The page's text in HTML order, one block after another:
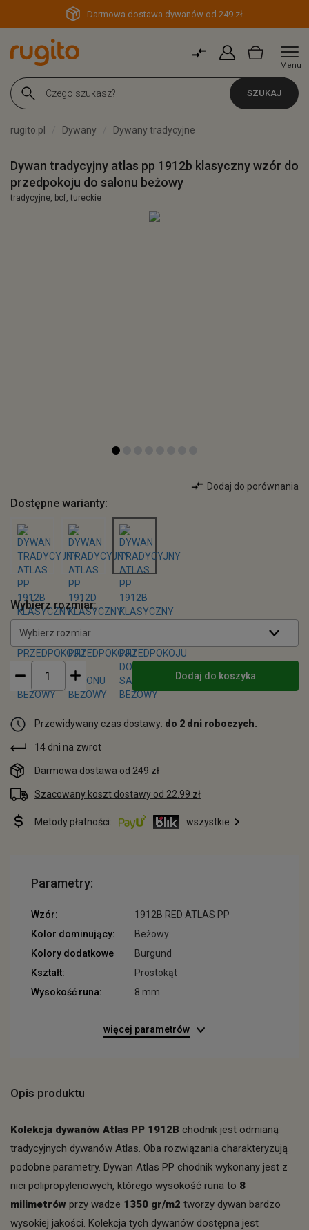
Darmowa dostawa dywanów od 249 zł
Menu
SZUKAJ
rugito.pl Dywany Dywany tradycyjne
Dywan tradycyjny atlas pp 1912b klasyczny wzór do
przedpokoju do salonu beżowy
tradycyjne, bcf, tureckie
Dodaj do porównania
Dostępne warianty:
Wybierz rozmiar:
Wybierz rozmiar
Dodaj do koszyka
Przewidywany czas dostawy: do 2 dni roboczych.
14 dni na zwrot
Darmowa dostawa od 249 zł
Szacowany koszt dostawy od 22.99 zł
Metody płatności: wszystkie
Parametry:
Wzór:
1912B RED ATLAS PP
Kolor dominujący:
Beżowy
Kolory dodatkowe
Burgund
Kształt:
Prostokąt
Wysokość runa:
8 mm
więcej parametrów
Opis produktu
Kolekcja dywanów Atlas PP 1912B chodnik jest odmianą
tradycyjnych dywanów Atlas. Oba rozwiązania charakteryzują
podobne parametry. Dywan Atlas PP chodnik wykonany jest z
nici polipropylenowych, którego wysokość runa to 8
milimetrów przy wadze 1350 gr/m2 tworzy dywan bardzo
wysokiej jakości. Kolekcja tych dywanów dostępna jest